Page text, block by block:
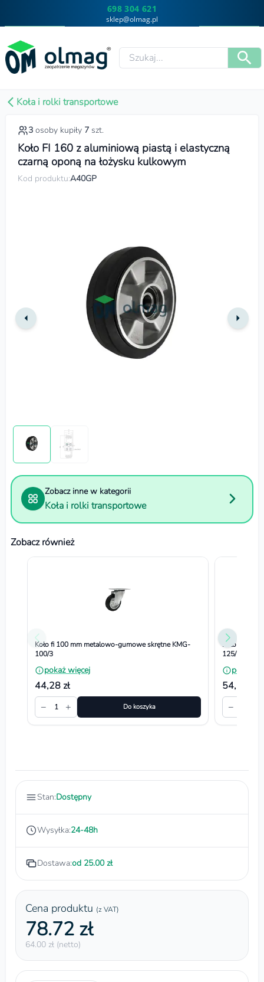
698 304 621
sklep@olmag.pl
Koła i rolki transportowe
3 osoby kupiły 7 szt.
Koło FI 160 z aluminiową piastą i elastyczną
czarną oponą na łożysku kulkowym
Kod produktu:A40GP
Zobacz inne w kategorii
Koła i rolki transportowe
Zobacz również
Koło fi 100 mm metalowo-gumowe skrętne KMG-
100/3
pokaż więcej
44,28 zł
−
1 + Do koszyka
Koło fi 125
125/11
pokaż
54,12 zł
−
Stan:Dostępny
Wysyłka:24-48h
Dostawa:od 25.00 zł
Cena produktu (z VAT)
78.72 zł
64.00 zł (netto)